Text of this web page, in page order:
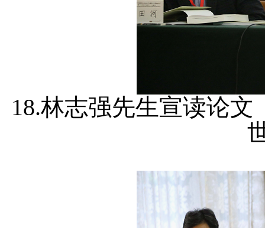
18.林志强先生宣读论文